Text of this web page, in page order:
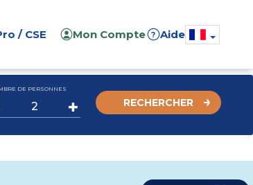
/ CSE Mon Compte ? Aide
DE PERSONNES
RECHERCHER